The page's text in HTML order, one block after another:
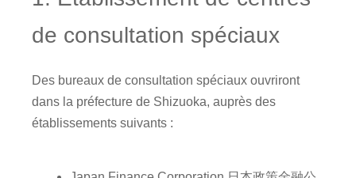
de consultation spéciaux
Des bureaux de consultation spéciaux ouvriront
dans la préfecture de Shizuoka, auprès des
établissements suivants :